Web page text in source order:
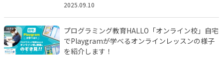
2025.09.10
プログラミング教育HALLO「オンライン校」自宅
でPlaygramが学べるオンラインレッスンの様子
を紹介します！